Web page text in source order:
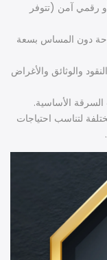
رقمي آمن (تتوفر
دون المساس بسعة
والوثائق والأغراض
الأساسية.
لتناسب احتياجات